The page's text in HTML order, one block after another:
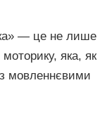
— це не лише
моторику, яка, як
мовленнєвими